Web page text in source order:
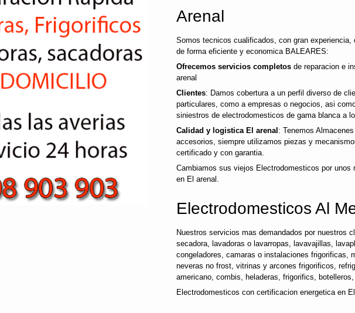
Arenal
Somos tecnicos cualificados, con gran
de forma eficiente y economica BALEARES:
Ofrecemos servicios completos de reparacion e
arenal
Clientes: Damos cobertura a un perfil diverso de
particulares, como a empresas o negocios, asi
siniestros de electrodomesticos de gama blanca a
Calidad y logistica El arenal : Tenemos
accesorios, siempre utilizamos piezas y
certificado y con garantia.
Cambiamos sus viejos Electrodomesticos por
en El arenal.
Electrodomesticos Al
Nuestros servicios mas demandados por nuestros
secadora, lavadoras o lavarropas, lavavajillas,
congeladores, camaras o instalaciones frigorificas,
neveras no frost, vitrinas y arcones frigorificos,
americano, combis, heladeras, frigorifics,
Electrodomesticos con certificacion energetica en